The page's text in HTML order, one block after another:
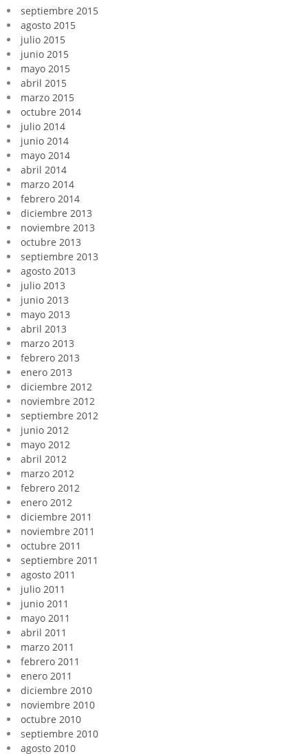
septiembre 2015
agosto 2015
julio 2015
junio 2015
mayo 2015
abril 2015
marzo 2015
octubre 2014
julio 2014
junio 2014
mayo 2014
abril 2014
marzo 2014
febrero 2014
diciembre 2013
noviembre 2013
octubre 2013
septiembre 2013
agosto 2013
julio 2013
junio 2013
mayo 2013
abril 2013
marzo 2013
febrero 2013
enero 2013
diciembre 2012
noviembre 2012
septiembre 2012
junio 2012
mayo 2012
abril 2012
marzo 2012
febrero 2012
enero 2012
diciembre 2011
noviembre 2011
octubre 2011
septiembre 2011
agosto 2011
julio 2011
junio 2011
mayo 2011
abril 2011
marzo 2011
febrero 2011
enero 2011
diciembre 2010
noviembre 2010
octubre 2010
septiembre 2010
agosto 2010